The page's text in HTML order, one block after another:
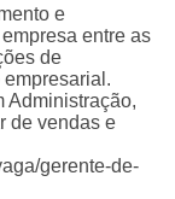
e
entre as
de
Administração,
de vendas e
gerente-de-